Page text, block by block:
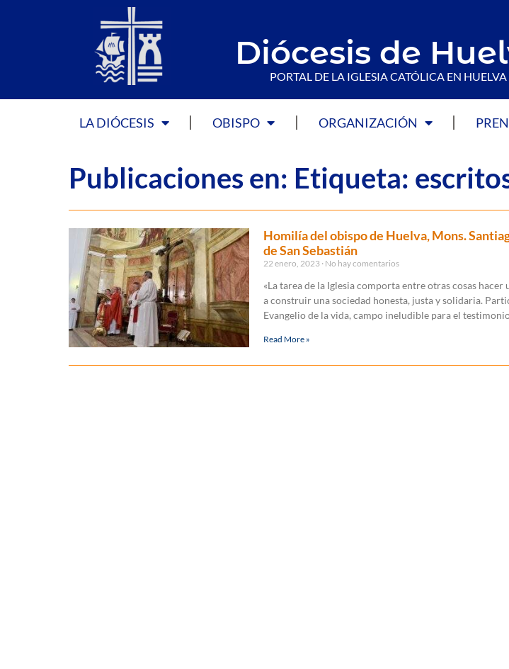
Diócesis de
PORTAL DE LA IGLESIA CATÓLICA EN HUELVA
LA DIÓCESIS OBISPO ORGANIZACIÓN
Publicaciones en: Etiqueta:
Homilía del obispo de Huelva, Mons.
de San Sebastián
22 enero, 2023 No hay comentarios
«La tarea de la Iglesia comporta entre otras cosas
a construir una sociedad honesta, justa y solidaria.
Evangelio de la vida, campo ineludible para el
Read More »